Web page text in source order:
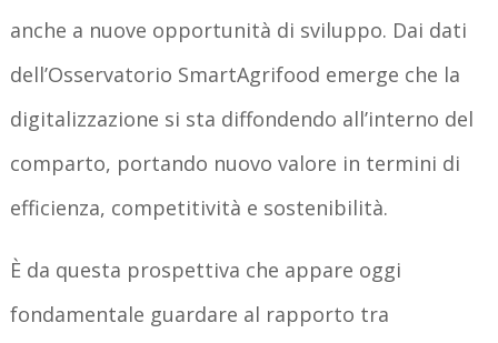
anche a nuove opportunità di sviluppo. Dai dati
dell’Osservatorio SmartAgrifood emerge che la
digitalizzazione si sta diffondendo all’interno del
comparto, portando nuovo valore in termini di
efficienza, competitività e sostenibilità.
È da questa prospettiva che appare oggi
fondamentale guardare al rapporto tra